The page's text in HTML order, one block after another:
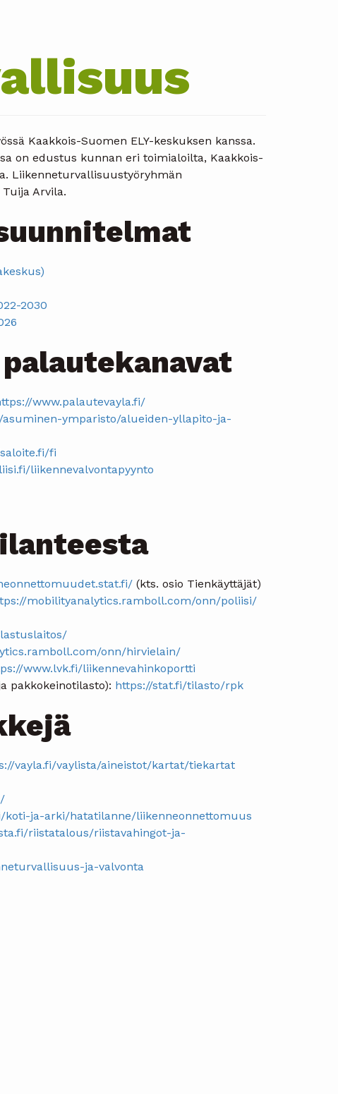
Kaakkois-Suomen ELY-keskuksen kanssa.
on edustus kunnan eri toimialoilta, Kaakkois-
Liikenneturvallisuustyöryhmän
Arvila.
2030
www.palautevayla.fi/
ymparisto/alueiden-yllapito-ja-
fi
liikennevalvontapyynto
(kts. osio Tienkäyttäjät)
mobilityanalytics.ramboll.com/onn/poliisi/
onn/hirvielain/
www.lvk.fi/liikennevahinkoportti
pakkokeinotilasto): https://stat.fi/tilasto/rpk
vayla.fi/vaylista/aineistot/kartat/tiekartat
koti-ja-arki/hatatilanne/liikenneonnettomuus
riistatalous/riistavahingot-ja-
ja-valvonta